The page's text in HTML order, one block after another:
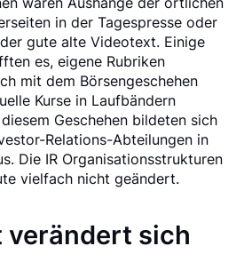
in der Tagespresse oder
gute alte Videotext. Einige
es, eigene Rubriken
mit dem Börsengeschehen
Kurse in Laufbändern
Geschehen bildeten sich
Relations-Abteilungen in
Die IR Organisationsstrukturen
vielfach nicht geändert.
verändert sich